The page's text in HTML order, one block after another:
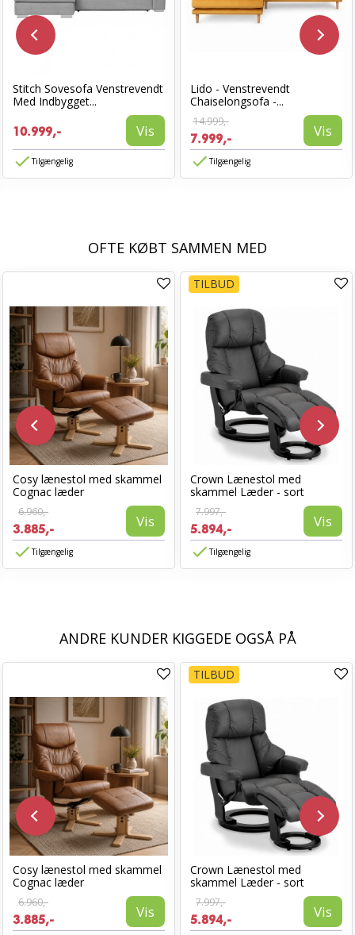
Stitch Sovesofa Venstrevendt
Med Indbygget...
10.999,- Vis
Tilgængelig
Lido - Venstrevendt
Chaiselongsofa -...
14.999,-
7.999,- Vis
Tilgængelig
OFTE KØBT SAMMEN MED
Cosy lænestol med skammel
Cognac læder
6.960,-
3.885,- Vis
Tilgængelig
TILBUD
Crown Lænestol med
skammel Læder - sort
7.997,-
5.894,- Vis
Tilgængelig
ANDRE KUNDER KIGGEDE OGSÅ PÅ
Cosy lænestol med skammel
Cognac læder
6.960,-
3.885,- Vis
TILBUD
Crown Lænestol med
skammel Læder - sort
7.997,-
5.894,- Vis